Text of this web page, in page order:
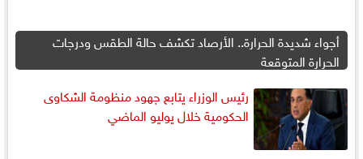
أجواء شديدة الحرارة.. الأرصاد تكشف حالة الطقس ودرجات
الحرارة المتوقعة
رئيس الوزراء يتابع جهود منظومة الشكاوى
الحكومية خلال يوليو الماضي